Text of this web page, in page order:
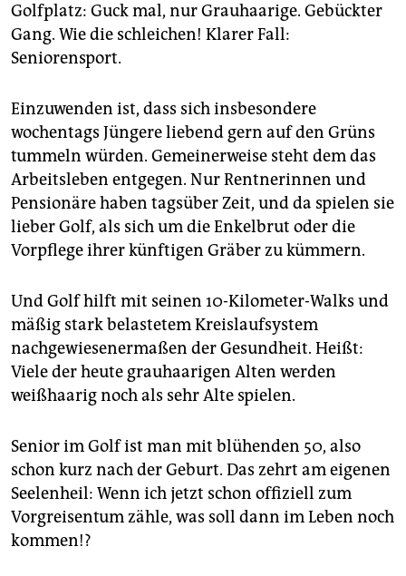
Golfplatz: Guck mal, nur Grauhaarige. Gebückter
Gang. Wie die schleichen! Klarer Fall:
Seniorensport.
Einzuwenden ist, dass sich insbesondere
wochentags Jüngere liebend gern auf den Grüns
tummeln würden. Gemeinerweise steht dem das
Arbeitsleben entgegen. Nur Rentnerinnen und
Pensionäre haben tagsüber Zeit, und da spielen sie
lieber Golf, als sich um die Enkelbrut oder die
Vorpflege ihrer künftigen Gräber zu kümmern.
Und Golf hilft mit seinen 10-Kilometer-Walks und
mäßig stark belastetem Kreislaufsystem
nachgewiesenermaßen der Gesundheit. Heißt:
Viele der heute grauhaarigen Alten werden
weißhaarig noch als sehr Alte spielen.
Senior im Golf ist man mit blühenden 50, also
schon kurz nach der Geburt. Das zehrt am eigenen
Seelenheil: Wenn ich jetzt schon offiziell zum
Vorgreisentum zähle, was soll dann im Leben noch
kommen!?